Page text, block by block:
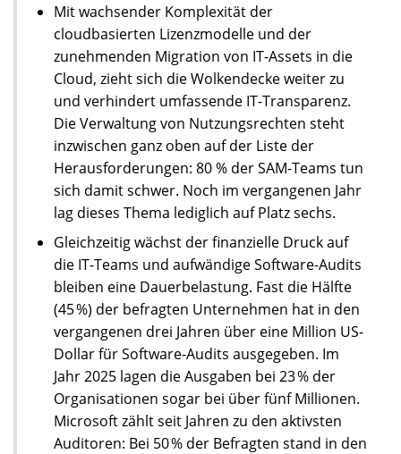
Mit wachsender Komplexität der
cloudbasierten Lizenzmodelle und der
zunehmenden Migration von IT-Assets in die
Cloud, zieht sich die Wolkendecke weiter zu
und verhindert umfassende IT-Transparenz.
Die Verwaltung von Nutzungsrechten steht
inzwischen ganz oben auf der Liste der
Herausforderungen: 80 % der SAM-Teams tun
sich damit schwer. Noch im vergangenen Jahr
lag dieses Thema lediglich auf Platz sechs.
Gleichzeitig wächst der finanzielle Druck auf
die IT-Teams und aufwändige Software-Audits
bleiben eine Dauerbelastung. Fast die Hälfte
(45 %) der befragten Unternehmen hat in den
vergangenen drei Jahren über eine Million US-
Dollar für Software-Audits ausgegeben. Im
Jahr 2025 lagen die Ausgaben bei 23 % der
Organisationen sogar bei über fünf Millionen.
Microsoft zählt seit Jahren zu den aktivsten
Auditoren: Bei 50 % der Befragten stand in den